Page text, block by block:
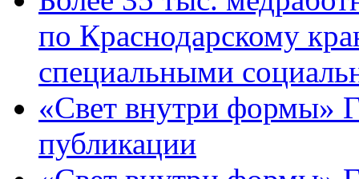
по Краснодарскому
специальными
«Свет внутри формы»
публикации